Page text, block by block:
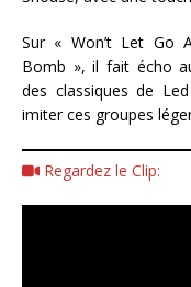
Sur « Won’t Let Go
Bomb », il fait écho
des classiques de
imiter ces groupes
Regardez le Clip: